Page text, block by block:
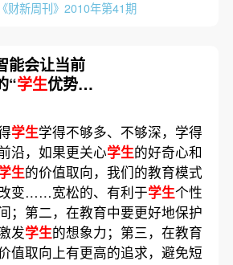
《财新周刊》2010年第41期
能会让当前
“学生优势”
选
学生学得不够多、不够深，学得
沿，如果更关心学生的好奇心和
生的价值取向，我们的教育模式
变……宽松的、有利于学生个性
；第二，在教育中要更好地保护
发学生的想象力；第三，在教育
值取向上有更高的追求，避免短